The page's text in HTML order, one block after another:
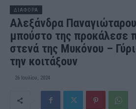
ΔΙΑΦΟΡΑ
Αλεξάνδρα
μπούστο της προκάλεσε
στενά της Μυκόνου –
την κοιτάξουν
26 Ιουλίου, 2024